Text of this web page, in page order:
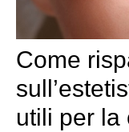
Come
utili per la